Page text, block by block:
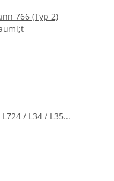
766 (Typ 2)